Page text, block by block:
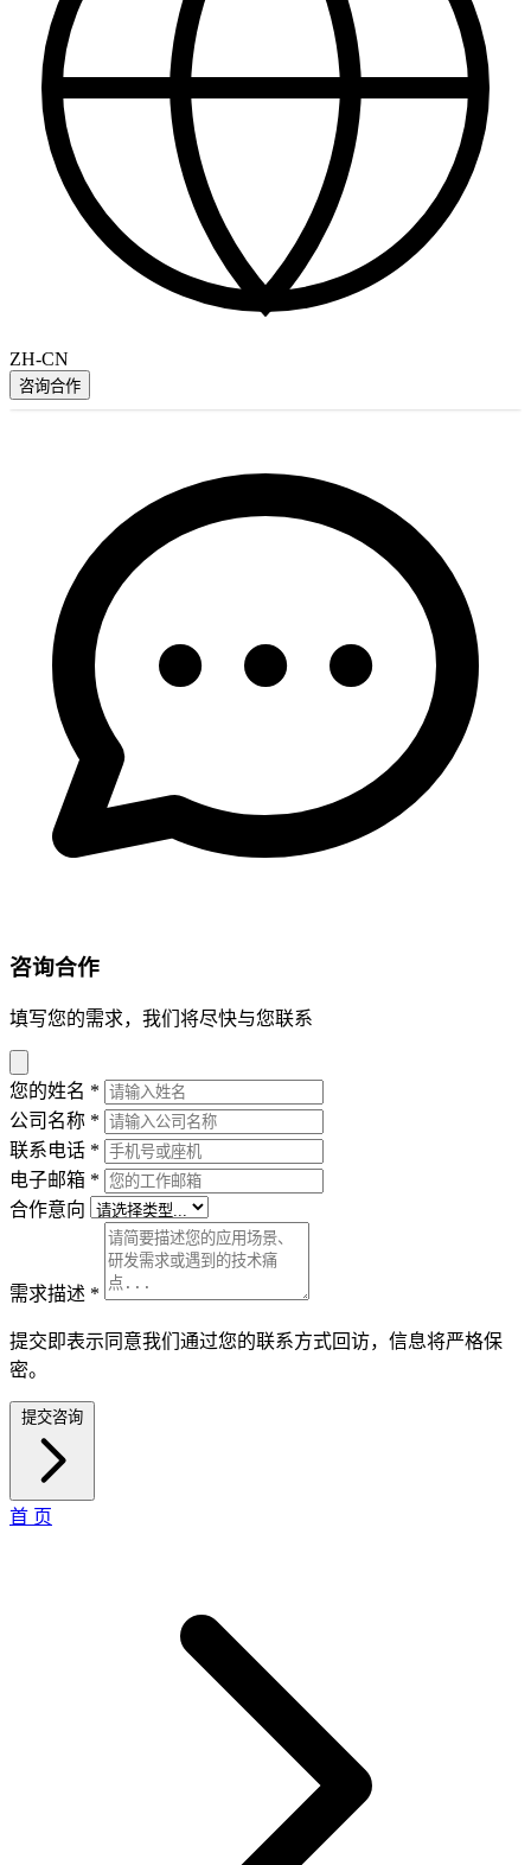
ZH-CN
咨询合作
咨询合作
填写您的需求，我们将尽快与您联系
您的姓名 *
公司名称 *
联系电话 *
电子邮箱 *
合作意向
需求描述 *
提交即表示同意我们通过您的联系方式回访，信息将严格保
密。
提交咨询
首 页